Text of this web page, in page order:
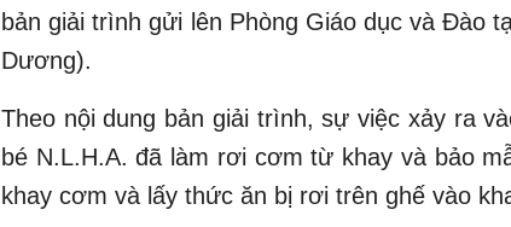
bản giải trình gửi lên Phòng Giáo dục và Đào
Dương).
Theo nội dung bản giải trình, sự việc xảy ra
bé N.L.H.A. đã làm rơi cơm từ khay và bảo
khay cơm và lấy thức ăn bị rơi trên ghế vào